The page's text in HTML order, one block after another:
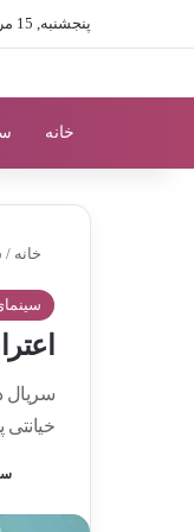
پنجشنبه, 15 مرداد 1405
خانه
خانه /
سریال
خیانتی